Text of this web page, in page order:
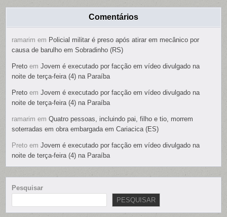
Comentários
ramarim em Policial militar é preso após atirar em mecânico por
causa de barulho em Sobradinho (RS)
Preto emJovem é executado por facção em vídeo divulgado na
noite de terça-feira (4) na Paraíba
Preto emJovem é executado por facção em vídeo divulgado na
noite de terça-feira (4) na Paraíba
ramarim emQuatro pessoas, incluindo pai, filho e tio, morrem
soterradas em obra embargada em Cariacica (ES)
Preto emJovem é executado por facção em vídeo divulgado na
noite de terça-feira (4) na Paraíba
Pesquisar
PESQUISAR